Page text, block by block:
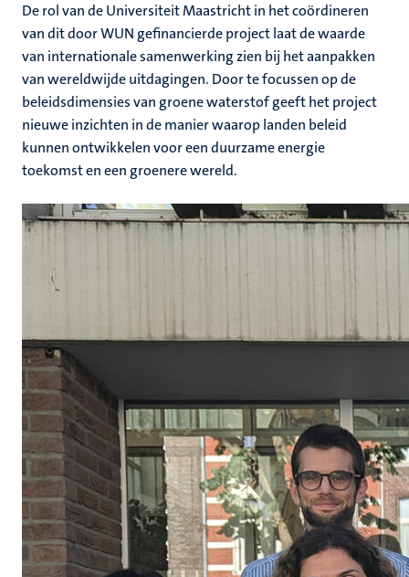
De rol van de Universiteit Maastricht in het coördineren
van dit door WUN gefinancierde project laat de waarde
van internationale samenwerking zien bij het aanpakken
van wereldwijde uitdagingen. Door te focussen op de
beleidsdimensies van groene waterstof geeft het project
nieuwe inzichten in de manier waarop landen beleid
kunnen ontwikkelen voor een duurzame energie
toekomst en een groenere wereld.